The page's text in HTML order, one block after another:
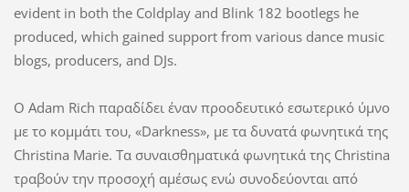
evident in both the Coldplay and Blink 182 bootlegs he
produced, which gained support from various dance music
blogs, producers, and DJs.
Ο Adam Rich παραδίδει έναν προοδευτικό εσωτερικό ύμνο
με το κομμάτι του, «Darkness», με τα δυνατά φωνητικά της
Christina Marie. Τα συναισθηματικά φωνητικά της Christina
τραβούν την προσοχή αμέσως ενώ συνοδεύονται από